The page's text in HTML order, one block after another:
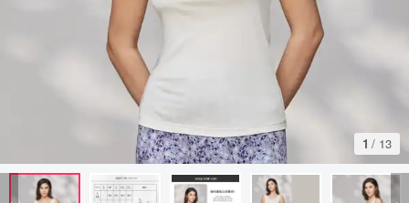
1 / 13